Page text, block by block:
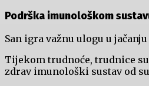
Podrška imunološkom
San igra važnu ulogu u
Tijekom trudnoće, trudnice
zdrav imunološki sustav od